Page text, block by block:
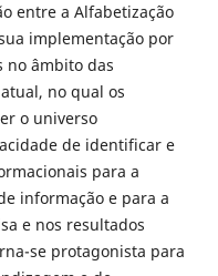
entre a Alfabetização
implementação por
no âmbito das
no qual os
o universo
de identificar e
para a
informação e para a
e nos resultados
se protagonista para